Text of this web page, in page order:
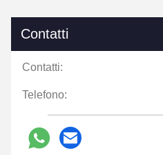
Contatti
Contatti:
Telefono: